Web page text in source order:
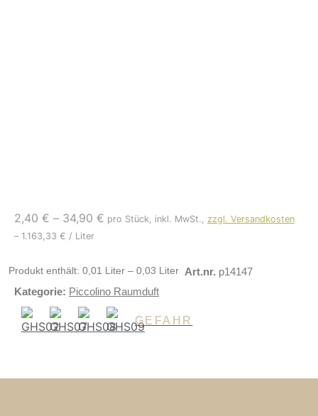
2,40 € – 34,90 € pro Stück, inkl. MwSt., zzgl. Versandkosten
– 1.163,33 € / Liter
Produkt enthält: 0,01 Liter– 0,03 Liter Art.nr. p14147
Kategorie: Piccolino Raumduft
GEFAHR